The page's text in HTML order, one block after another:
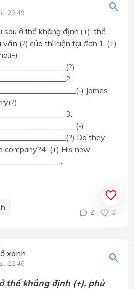
20:49
sau ở thể khẳng định (+), thể
(?) của thì hiện tại đơn.1. (+)
)
) James
)
Do they
company?4. (+) His new
2 0
xanh
22:46
thể khẳng định (+), phủ